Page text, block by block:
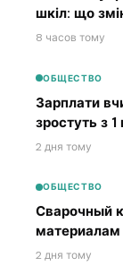
шкіл: що
8 часов тому
ОБЩЕСТВО
Зарплати
зростуть з
2 дня тому
ОБЩЕСТВО
Сварочный
материалам
2 дня тому